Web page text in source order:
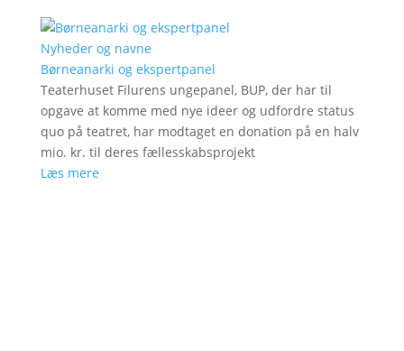
Nyheder og navne
Børneanarki og ekspertpanel
Teaterhuset Filurens ungepanel, BUP, der har til
opgave at komme med nye ideer og udfordre status
quo på teatret, har modtaget en donation på en halv
mio. kr. til deres fællesskabsprojekt
Læs mere